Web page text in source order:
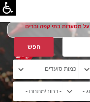
מסעדות בתי קפה וברים